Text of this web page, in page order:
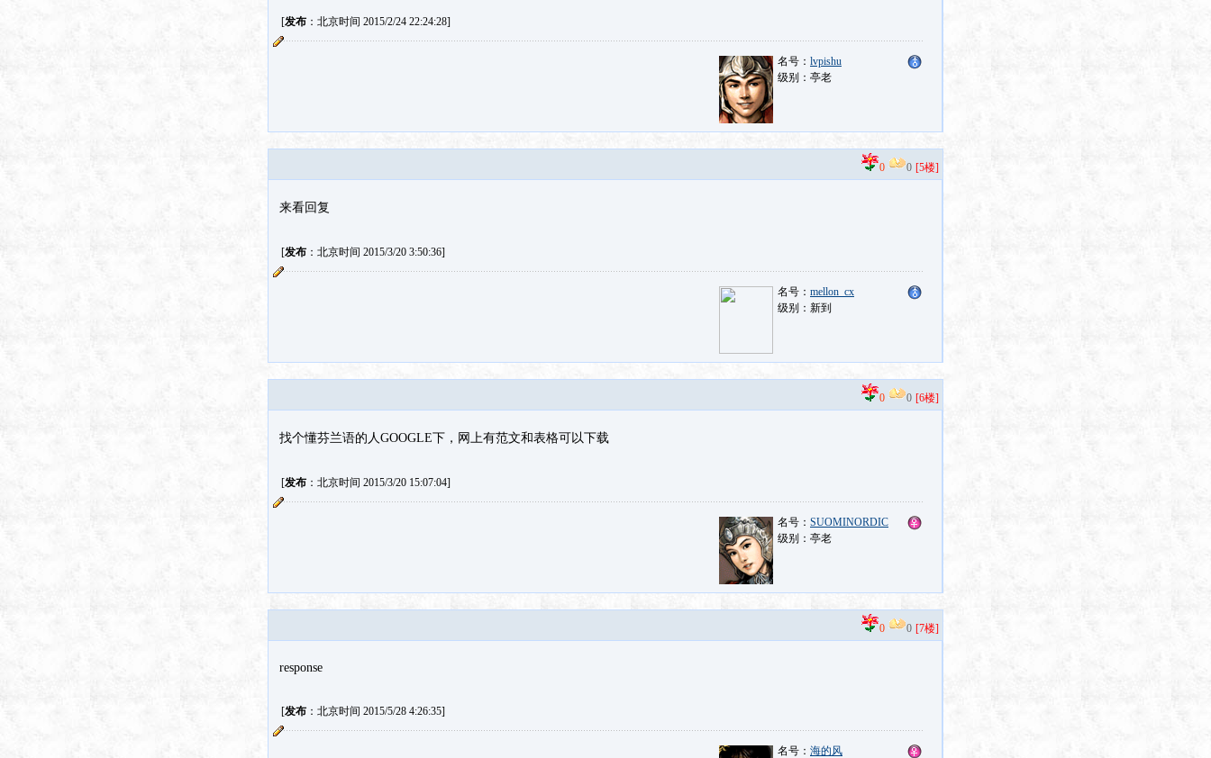
[发布：北京时间 2015/2/24 22:24:28]
名号： lvpishu
级别：亭老
0 0 [5楼]
来看回复
[发布：北京时间 2015/3/20 3:50:36]
名号： mellon_cx
级别：新到
0 0 [6楼]
找个懂芬兰语的人GOOGLE下，网上有范文和表格可以下载
[发布：北京时间 2015/3/20 15:07:04]
名号： SUOMINORDIC
级别：亭老
0 0 [7楼]
response
[发布：北京时间 2015/5/28 4:26:35]
名号： 海的风